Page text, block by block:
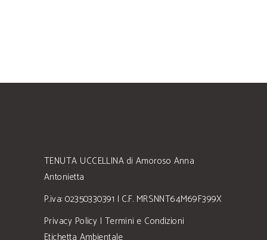
TENUTA UCCELLINA di Amoroso Anna
Antonietta
P.iva: 02350330391 | C.F. MRSNNT64M69F399X
Privacy Policy | Termini e Condizioni